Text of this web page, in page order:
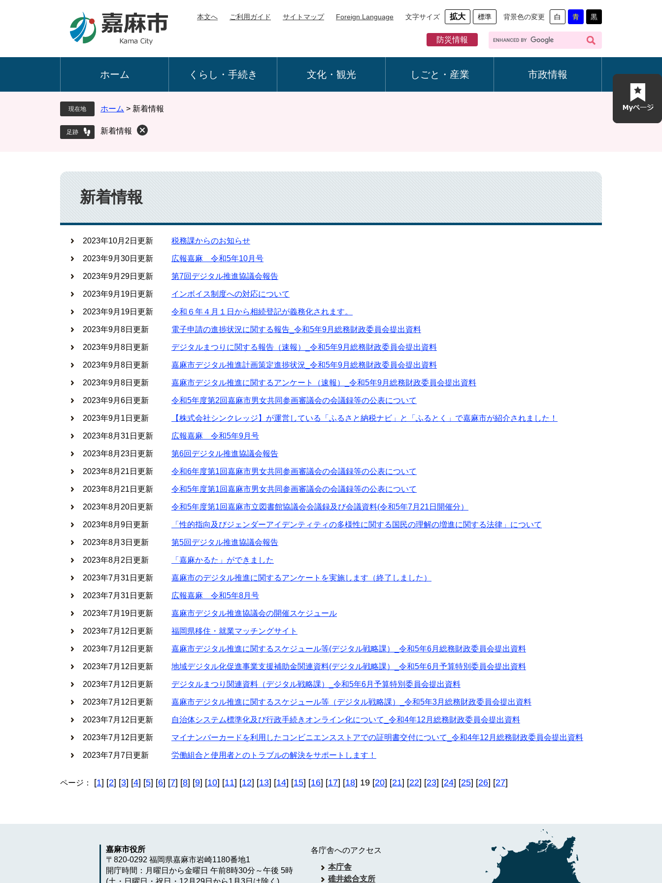
本文へ ご利用ガイド サイトマップ Foreign Language 文字サイズ 拡大 標準 背景色の変更 白 青 黒
防災情報
G
o
ホーム くらし・手続き 文化・観光 しごと・産業 市政情報
現在地 ホーム > 新着情報
新着情報
本
文
新着情報
2023年10月2日更新 税務課からのお知らせ
2023年9月30日更新 広報嘉麻 令和5年10月号
2023年9月29日更新 第7回デジタル推進協議会報告
2023年9月19日更新 インボイス制度への対応について
2023年9月19日更新 令和６年４月１日から相続登記が義務化されます。
2023年9月8日更新 電子申請の進捗状況に関する報告_令和5年9月総務財政委員会提出資料
2023年9月8日更新 デジタルまつりに関する報告（速報）_令和5年9月総務財政委員会提出資料
2023年9月8日更新 嘉麻市デジタル推進計画策定進捗状況_令和5年9月総務財政委員会提出資料
2023年9月8日更新 嘉麻市デジタル推進に関するアンケート（速報）_令和5年9月総務財政委員会提出資料
2023年9月6日更新 令和5年度第2回嘉麻市男女共同参画審議会の会議録等の公表について
2023年9月1日更新 【株式会社シンクレッジ】が運営している「ふるさと納税ナビ」と「ふるとく」で嘉麻市が紹介されました！
2023年8月31日更新 広報嘉麻 令和5年9月号
2023年8月23日更新 第6回デジタル推進協議会報告
2023年8月21日更新 令和6年度第1回嘉麻市男女共同参画審議会の会議録等の公表について
2023年8月21日更新 令和5年度第1回嘉麻市男女共同参画審議会の会議録等の公表について
2023年8月20日更新 令和5年度第1回嘉麻市立図書館協議会会議録及び会議資料(令和5年7月21日開催分）
2023年8月9日更新 「性的指向及びジェンダーアイデンティティの多様性に関する国民の理解の増進に関する法律」について
2023年8月3日更新 第5回デジタル推進協議会報告
2023年8月2日更新 「嘉麻かるた」ができました
2023年7月31日更新 嘉麻市のデジタル推進に関するアンケートを実施します（終了しました）
2023年7月31日更新 広報嘉麻 令和5年8月号
2023年7月19日更新 嘉麻市デジタル推進協議会の開催スケジュール
2023年7月12日更新 福岡県移住・就業マッチングサイト
2023年7月12日更新 嘉麻市デジタル推進に関するスケジュール等(デジタル戦略課）_令和5年6月総務財政委員会提出資料
2023年7月12日更新 地域デジタル化促進事業支援補助金関連資料(デジタル戦略課）_令和5年6月予算特別委員会提出資料
2023年7月12日更新 デジタルまつり関連資料（デジタル戦略課）_令和5年6月予算特別委員会提出資料
2023年7月12日更新 嘉麻市デジタル推進に関するスケジュール等（デジタル戦略課）_令和5年3月総務財政委員会提出資料
2023年7月12日更新 自治体システム標準化及び行政手続きオンライン化について_令和4年12月総務財政委員会提出資料
2023年7月12日更新 マイナンバーカードを利用したコンビニエンスストアでの証明書交付について_令和4年12月総務財政委員会提出資料
2023年7月7日更新 労働組合と使用者とのトラブルの解決をサポートします！
ページ： [1] [2] [3] [4] [5] [6] [7] [8] [9] [10] [11] [12] [13] [14] [15] [16] [17] [18] 19 [20] [21] [22] [23] [24] [25] [26] [27]
嘉麻市役所
〒820-0292 福岡県嘉麻市岩崎1180番地1
開庁時間：月曜日から金曜日 午前8時30分～午後 5時
(土・日曜日・祝日・12月29日から1月3日は除く)
各庁舎へのアクセス
本庁舎
碓井総合支所